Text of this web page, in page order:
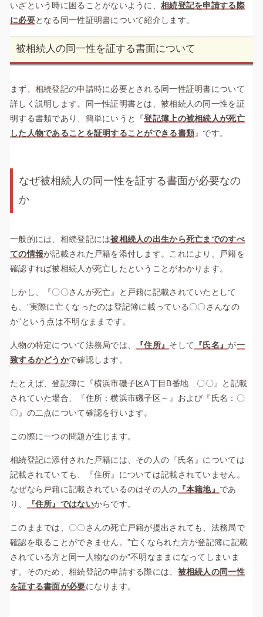
いざという時に困ることがないように、相続登記を申請する際
に必要となる同一性証明書について紹介します。
被相続人の同一性を証する書面について
まず、相続登記の申請時に必要とされる同一性証明書について
詳しく説明します。同一性証明書とは、被相続人の同一性を証
明する書類であり、簡単にいうと『登記簿上の被相続人が死亡
した人物であることを証明することができる書類』です。
なぜ被相続人の同一性を証する書面が必要なの
か
一般的には、相続登記には被相続人の出生から死亡までのすべ
ての情報が記載された戸籍を添付します。これにより、戸籍を
確認すれば被相続人が死亡したということがわかります。
しかし、『〇〇さんが死亡』と戸籍に記載されていたとして
も、”実際に亡くなったのは登記簿に載っている〇〇さんなの
か”という点は不明なままです。
人物の特定について法務局では、 『住所』 そして 『氏名』が一
致するかどうかで確認します。
たとえば、登記簿に『横浜市磯子区A丁目B番地 〇〇』と記載
されていた場合、『住所：横浜市磯子区～』および『氏名：〇
〇』の二点について確認を行います。
この際に一つの問題が生じます。
相続登記に添付された戸籍には、その人の『氏名』については
記載されていても、『住所』については記載されていません。
なぜなら戸籍に記載されているのはその人の 『本籍地』 であ
り、
『住所』ではないからです。
このままでは、〇〇さんの死亡戸籍が提出されても、法務局で
確認を取ることができません。”亡くなられた方が登記簿に記載
されている方と同一人物なのか”不明なままになってしまいま
す。 そのため、相続登記の申請する際には、 被相続人の同一性
を証する書面が必要になります。